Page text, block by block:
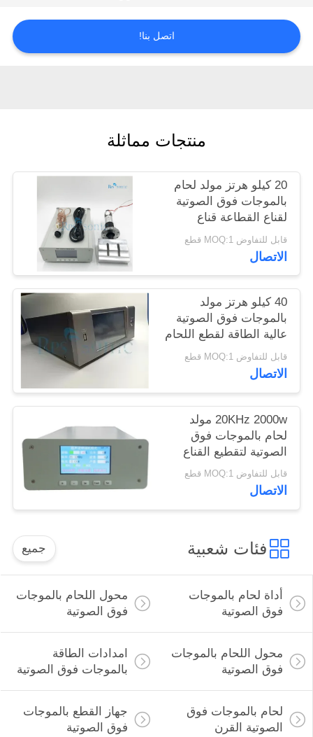
خريطة
اتصل بنا!
منتجات مماثلة
20 كيلو هرتز مولد لحام
بالموجات فوق الصوتية
لقناع القطاعة قناع
بالموجات فوق الصوتية
ماكينة
قابل للتفاوض MOQ:1 قطع
الاتصال
40 كيلو هرتز مولد
بالموجات فوق الصوتية
عالية الطاقة لقطع اللحام
المعالج السائل
قابل للتفاوض MOQ:1 قطع
الاتصال
20KHz 2000w مولد
لحام بالموجات فوق
الصوتية لتقطيع القناع
قابل للتفاوض MOQ:1 قطع
الاتصال
فئات شعبية جميع
أداة لحام بالموجات
فوق الصوتية
محول اللحام بالموجات
فوق الصوتية
محول اللحام بالموجات
فوق الصوتية
امدادات الطاقة
بالموجات فوق الصوتية
لحام بالموجات فوق
الصوتية القرن
جهاز القطع بالموجات
فوق الصوتية